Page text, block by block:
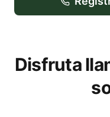
Disfruta